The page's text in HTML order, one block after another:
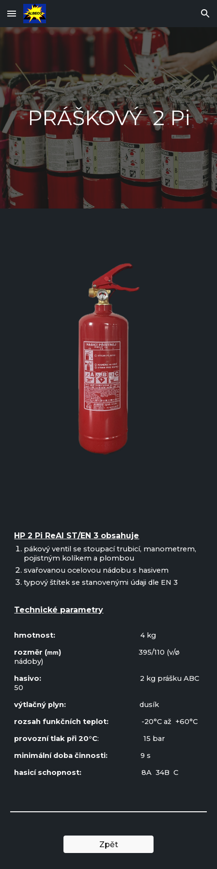
Skip to main content Skip to navigation
PRÁŠKOVÝ 2Pi
HP2 Pi ReAl ST/EN 3 obsahuje
pákový ventil se stoupací trubicí, manometrem,
pojistným kolíkem a plombou
svařovanou ocelovou nádobu s hasivem
typový štítek se stanovenými údaji dle EN 3
Technické parametry
hmotnost: 4 kg
rozměr (mm) 395/110 (v/ø
nádoby)
hasivo:
2 kg prášku ABC
50
výtlačný plyn:
dusík
rozsah funkčních teplot:
-20°C až +60°C
provozní tlak při 20°C: 15 bar
minimální doba činnosti:
9 s
hasicí schopnost:
8A34B C
Zpět